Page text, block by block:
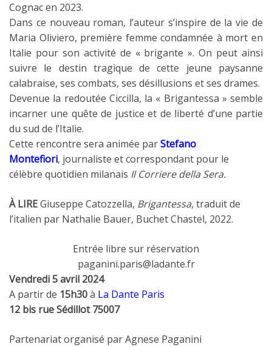
Cognac en 2023.
Dans ce nouveau roman, l’auteur s’inspire de la vie de
Maria Oliviero, première femme condamnée à mort en
Italie pour son activité de « brigante ». On peut ainsi
suivre le destin tragique de cette jeune paysanne
calabraise, ses combats, ses désillusions et ses drames.
Devenue la redoutée Ciccilla, la « Brigantessa » semble
incarner une quête de justice et de liberté d’une partie
du sud de l’Italie.
Cette rencontre sera animée parStefano
Montefiori, journaliste et correspondant pour le
célèbre quotidien milanais Il Corriere della Sera.
À LIREGiuseppe Catozzella, Brigantessa, traduit de
l’italien par Nathalie Bauer, Buchet Chastel, 2022.
Entrée libre sur réservation
paganini.paris@ladante.fr
Vendredi 5 avril 2024
A partir de 15h30à La Dante Paris
12 bis rue Sédillot 75007
Partenariat organisé par Agnese Paganini